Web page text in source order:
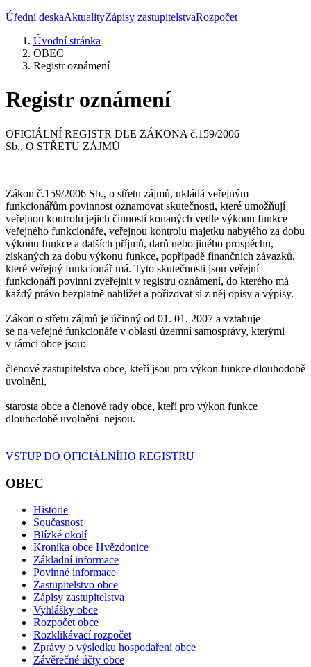
Úřední deskaAktualityZápisy zastupitelstvaRozpočet
Úvodní stránka
OBEC
Registr oznámení
Registr oznámení
OFICIÁLNÍ REGISTR DLE ZÁKONA č.159/2006
Sb., O STŘETU ZÁJMŮ
Zákon č.159/2006 Sb., o střetu zájmů, ukládá veřejným
funkcionářům povinnost oznamovat skutečnosti, které umožňují
veřejnou kontrolu jejich činností konaných vedle výkonu funkce
veřejného funkcionáře, veřejnou kontrolu majetku nabytého za dobu
výkonu funkce a dalších příjmů, darů nebo jiného prospěchu,
získaných za dobu výkonu funkce, popřípadě finančních závazků,
které veřejný funkcionář má. Tyto skutečnosti jsou veřejní
funkcionáři povinni zveřejnit v registru oznámení, do kterého má
každý právo bezplatně nahlížet a pořizovat si z něj opisy a výpisy.
Zákon o střetu zájmů je účinný od 01. 01. 2007 a vztahuje
se na veřejné funkcionáře v oblasti územní samosprávy, kterými
v rámci obce jsou:
členové zastupitelstva obce, kteří jsou pro výkon funkce dlouhodobě
uvolněni,
starosta obce a členové rady obce, kteří pro výkon funkce
dlouhodobě uvolněni nejsou.
VSTUP DO OFICIÁLNÍHO REGISTRU
OBEC
Historie
Současnost
Blízké okolí
Kronika obce Hvězdonice
Základní informace
Povinné informace
Zastupitelstvo obce
Zápisy zastupitelstva
Vyhlášky obce
Rozpočet obce
Rozklikávací rozpočet
Zprávy o výsledku hospodaření obce
Závěrečné účty obce